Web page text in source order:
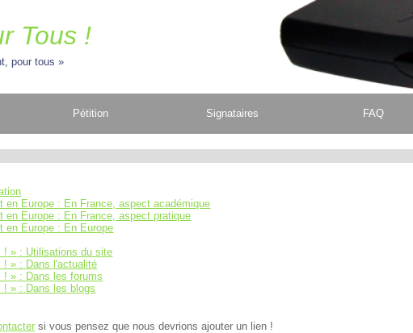
Tous !
pour tous
Pétition Signataires FAQ
en Europe : En France, aspect académique
en Europe : En France, aspect pratique
en Europe : En Europe
!
: Utilisations du site
!
: Dans l'actualité
!
: Dans les forums
!
: Dans les blogs
si vous pensez que nous devrions ajouter un lien !